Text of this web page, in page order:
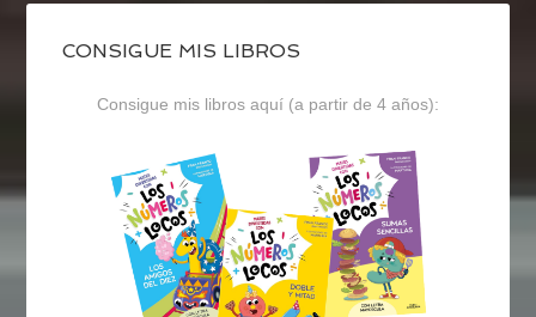
CONSIGUE MIS LIBROS
Consigue mis libros aquí (a partir de 4 años):